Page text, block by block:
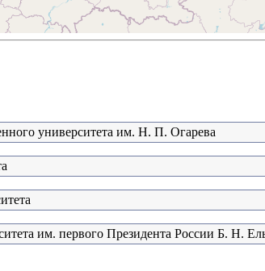
университета им. Н. П. Огарева
им. первого Президента России Б. Н.